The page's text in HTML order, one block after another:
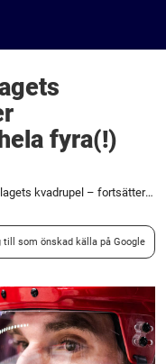
fyra(!)
Här är svenska topplagets kvadrupel – fortsätter storsatsningen med hela fyra(!) nya namn
till som önskad källa på Google